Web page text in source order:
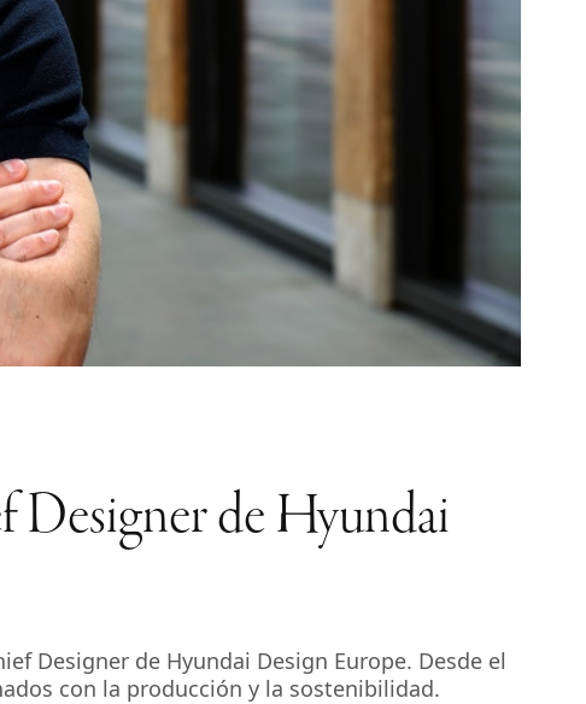
Designer de Hyundai
Designer de Hyundai Design Europe. Desde el
con la producción y la sostenibilidad.